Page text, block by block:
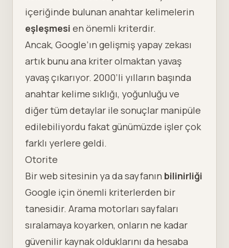
içeriğinde bulunan anahtar kelimelerin
eşleşmesi en önemli kriterdir.
Ancak, Google’ın gelişmiş yapay zekası
artık bunu ana kriter olmaktan yavaş
yavaş çıkarıyor. 2000’li yılların başında
anahtar kelime sıklığı, yoğunluğu ve
diğer tüm detaylar ile sonuçlar manipüle
edilebiliyordu fakat günümüzde işler çok
farklı yerlere geldi.
Otorite
Bir web sitesinin ya da sayfanın bilinirliği
Google için önemli kriterlerden bir
tanesidir. Arama motorları sayfaları
sıralamaya koyarken, onların ne kadar
güvenilir kaynak olduklarını da hesaba